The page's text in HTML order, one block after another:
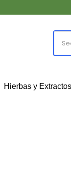
Hierbas y Extractos